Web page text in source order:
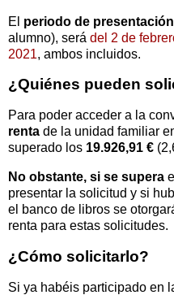
El periodo de presentación
alumno), será del 2 de
2021, ambos incluidos.
¿Quiénes pueden
Para poder acceder a la
renta de la unidad familiar
superado los 19.926,91 €
No obstante, si se supera
presentar la solicitud y si
el banco de libros se
renta para estas solicitudes.
¿Cómo solicitarlo?
Si ya habéis participado en